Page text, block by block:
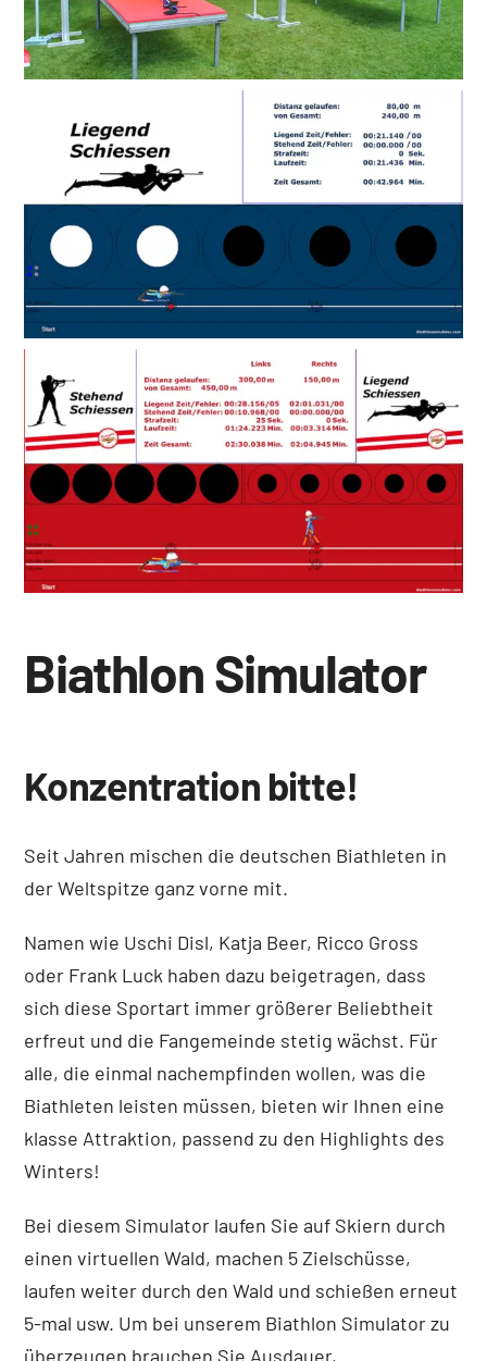
Biathlon Simulator
Konzentration bitte!
Seit Jahren mischen die deutschen Biathleten in
der Weltspitze ganz vorne mit.
Namen wie Uschi Disl, Katja Beer, Ricco Gross
oder Frank Luck haben dazu beigetragen, dass
sich diese Sportart immer größerer Beliebtheit
erfreut und die Fangemeinde stetig wächst. Für
alle, die einmal nachempfinden wollen, was die
Biathleten leisten müssen, bieten wir Ihnen eine
klasse Attraktion, passend zu den Highlights des
Winters!
Bei diesem Simulator laufen Sie auf Skiern durch
einen virtuellen Wald, machen 5 Zielschüsse,
laufen weiter durch den Wald und schießen erneut
5-mal usw. Um bei unserem Biathlon Simulator zu
überzeugen brauchen Sie Ausdauer,